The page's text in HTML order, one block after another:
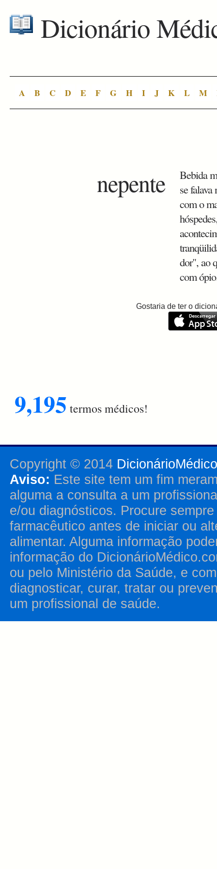
Dicionário
A B C D E F G H I J K L M
nepente
Bebida
se
com o
dor", ao
com
Gostaria de ter o
9,195 termos médicos!
Copyright © 2014
Aviso: Este site tem um fim
alguma a consulta a um
e/ou diagnósticos. Procure
farmacêutico antes de iniciar ou
alimentar. Alguma informação
informação do
ou pelo Ministério da Saúde, e
diagnosticar, curar, tratar ou
um profissional de saúde.